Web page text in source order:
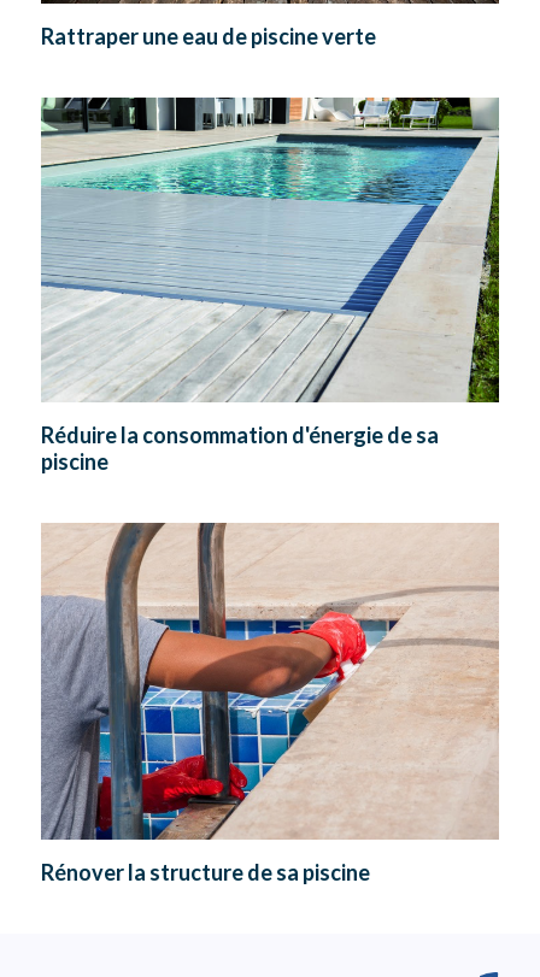
Rattraper une eau de piscine verte
Réduire la consommation d'énergie de sa
piscine
Rénover la structure de sa piscine